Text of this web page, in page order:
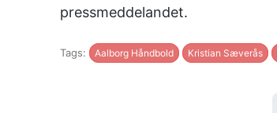
pressmeddelandet.
Tags: Aalborg Håndbold Kristian Sæverås